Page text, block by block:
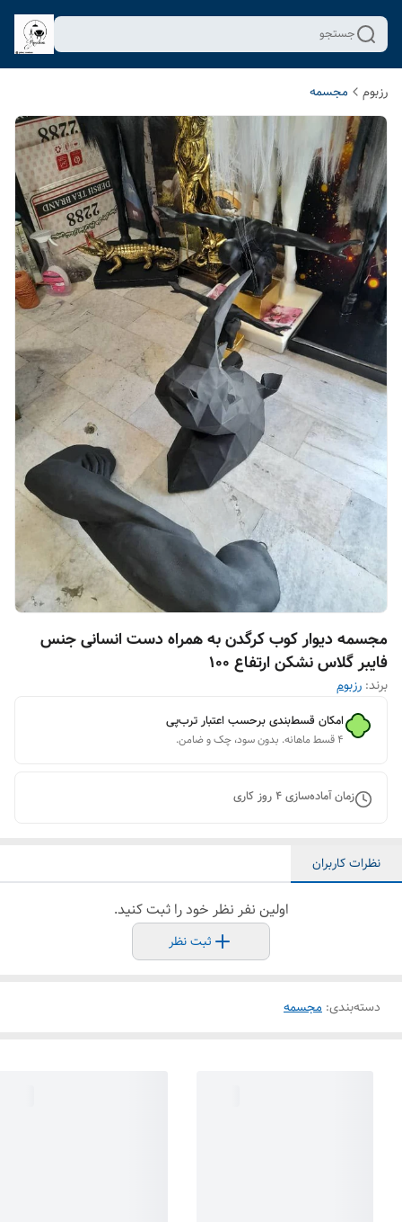
جستجو
رزبوم مجسمه
مجسمه دیوار کوب کرگدن به همراه دست انسانی جنس
فایبر گلاس نشکن ارتفاع 100
برند: رزبوم
امکان قسط‌بندی برحسب اعتبار ترب‌پی
۴ قسط ماهانه. بدون سود، چک و ضامن.
زمان آماده‌سازی4روز کاری
نظرات کاربران
اولین نفر نظر خود را ثبت کنید.
ثبت نظر
دسته‌بندی: مجسمه